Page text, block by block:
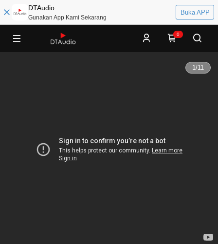
DTAudio
Gunakan App Kami Sekarang
Buka APP
0
1/11